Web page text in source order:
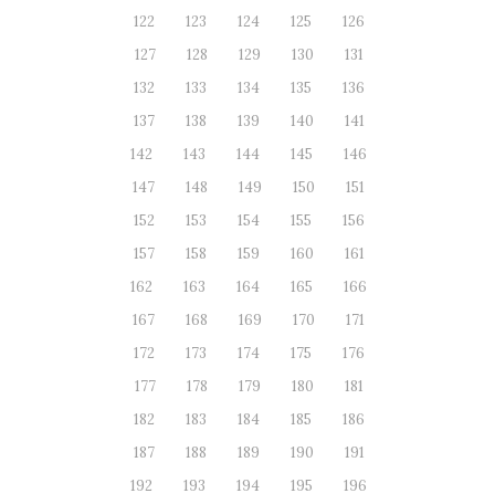
122
123 124 125
126
127
128 129 130
131
132
133 134 135
136
137
138 139 140
141
142
143 144 145
146
147
148 149 150
151
152
153 154 155
156
157
158 159 160
161
162
163 164 165
166
167
168 169 170
171
172
173 174 175
176
177
178 179 180
181
182
183 184 185
186
187
188 189 190
191
192
193 194 195
196